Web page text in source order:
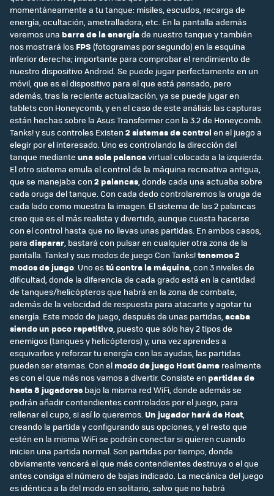
momentáneamente a tu tanque: misiles, escudos, recarga de
energía, ocultación, ametralladora, etc. En la pantalla además
veremos una barra de la energíade nuestro tanque y también
nos mostrará los FPS (fotogramas por segundo) en la esquina
inferior derecha; importante para comprobar el rendimiento de
nuestro dispositivo Android. Se puede jugar perfectamente en un
móvil, que es el dispositivo para el que está pensado, pero
además, tras la reciente actualización, ya se puede jugar en
tablets con Honeycomb, y en el caso de este análisis las capturas
están hechas sobre la Asus Transformer con la 3.2 de Honeycomb.
Tanks! y sus controles Existen 2 sistemas de control en el juego a
elegir por el interesado. Uno es controlando la dirección del
tanque mediante una sola palancavirtual colocada a la izquierda.
El otro sistema emula el control de la máquina recreativa antigua,
que se manejaba con 2 palancas, donde cada una actuaba sobre
cada oruga del tanque. Con cada dedo controlaremos la oruga de
cada lado como muestra la imagen. El sistema de las 2 palancas
creo que es el más realista y divertido, aunque cuesta hacerse
con el control hasta que no llevas unas partidas. En ambos casos,
para disparar, bastará con pulsar en cualquier otra zona de la
pantalla. Tanks! y sus modos de juego Con Tanks!tenemos 2
modos de juego. Uno estú contra la máquina, con 3 niveles de
dificultad, donde la diferencia de cada grado está en la cantidad
de tanques/helicópteros que habrá en la zona de combate,
además de la velocidad de respuesta para atacarte y agotar tu
energía. Este modo de juego, después de unas partidas,acaba
siendo un poco repetitivo, puesto que sólo hay 2 tipos de
enemigos (tanques y helicópteros) y, una vez aprendes a
esquivarlos y reforzar tu energía con las ayudas, las partidas
pueden ser eternas. Con el modo de juego Host Game realmente
es con el que más nos vamos a divertir. Consiste en partidas de
hasta 8 jugadores bajo la misma red WiFi, donde además se
podrán añadir contendientes controlados por el juego, para
rellenar el cupo, si así lo queremos. Un jugador hará de Host,
creando la partida y configurando sus opciones, y el resto que
estén en la misma WiFi se podrán conectar si quieren cuando
inicien una partida normal. Son partidas por tiempo, donde
obviamente vencerá el que más contendientes destruya o el que
antes consiga el número de bajas indicado. La mecánica del juego
es idéntica a la del modo en solitario, salvo que no habrá